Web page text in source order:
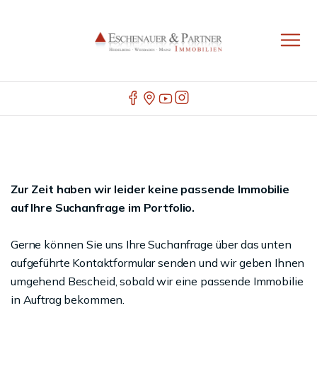
Zur Zeit haben wir leider keine passende Immobilie
auf Ihre Suchanfrage im Portfolio.
Gerne können Sie uns Ihre Suchanfrage über das unten
aufgeführte Kontaktformular senden und wir geben Ihnen
umgehend Bescheid, sobald wir eine passende Immobilie
in Auftrag bekommen.